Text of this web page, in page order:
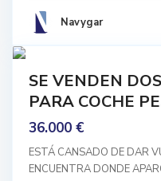
Navygar
SE VENDEN
PARA COCHE
36.000 €
ESTÁ CANSADO DE DAR
ENCUENTRA DONDE